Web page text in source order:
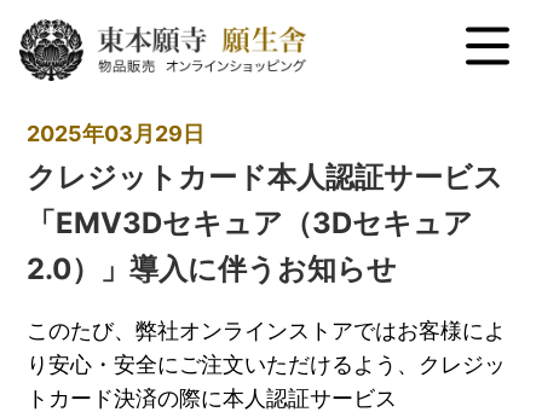
menu
2025年03月29日
クレジットカード本人認証サービス
「EMV3Dセキュア（3Dセキュア
2.0）」導入に伴うお知らせ
このたび、弊社オンラインストアではお客様によ
り安心・安全にご注文いただけるよう、クレジッ
トカード決済の際に本人認証サービス